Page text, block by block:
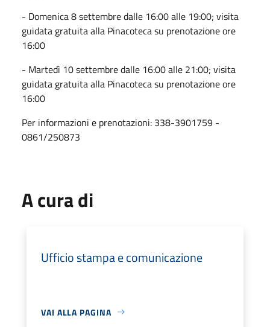
- Domenica 8 settembre dalle 16:00 alle 19:00; visita
guidata gratuita alla Pinacoteca su prenotazione ore
16:00
- Martedì 10 settembre dalle 16:00 alle 21:00; visita
guidata gratuita alla Pinacoteca su prenotazione ore
16:00
Per informazioni e prenotazioni: 338-3901759 -
0861/250873
A cura di
Ufficio stampa e comunicazione
VAI ALLA PAGINA